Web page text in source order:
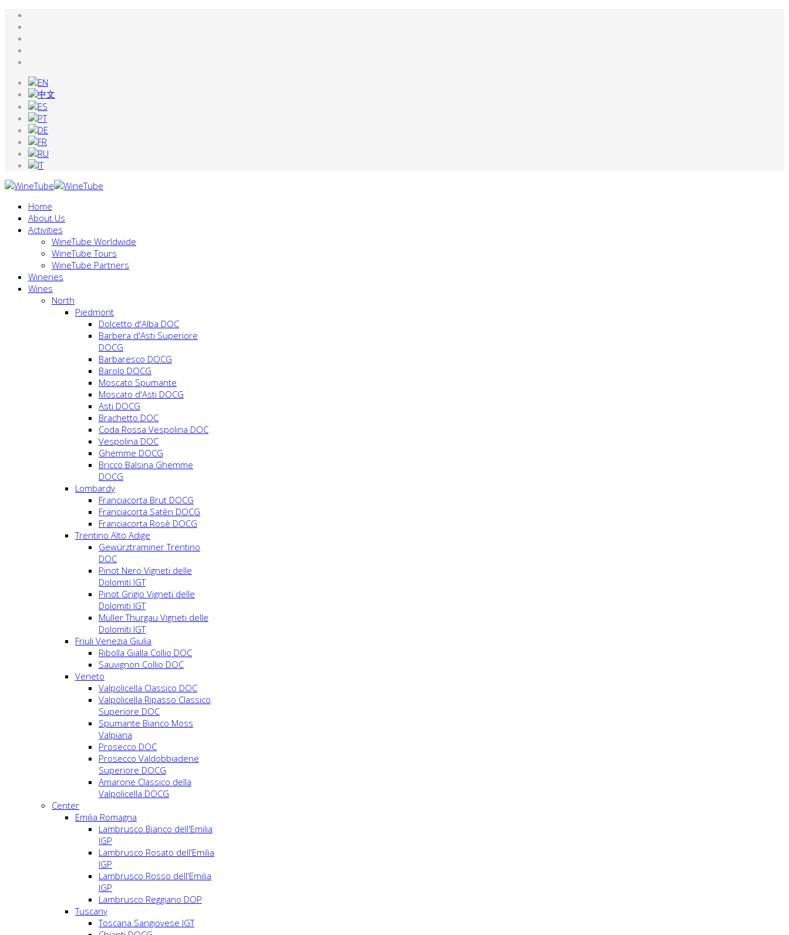
Home
About Us
Activities
WineTube Worldwide
WineTube Tours
WineTube Partners
Wineries
Wines
North
Piedmont
Dolcetto d'Alba DOC
Barbera d'Asti Superiore
DOCG
Barbaresco DOCG
Barolo DOCG
Moscato Spumante
Moscato d'Asti DOCG
Asti DOCG
Brachetto DOC
Coda Rossa Vespolina DOC
Vespolina DOC
Ghemme DOCG
Bricco Balsina Ghemme
DOCG
Lombardy
Franciacorta Brut DOCG
Franciacorta Satèn DOCG
Franciacorta Rosè DOCG
Trentino Alto Adige
Gewürztraminer Trentino
DOC
Pinot Nero Vigneti delle
Dolomiti IGT
Pinot Grigio Vigneti delle
Dolomiti IGT
Müller Thurgau Vigneti delle
Dolomiti IGT
Friuli Venezia Giulia
Ribolla Gialla Collio DOC
Sauvignon Collio DOC
Veneto
Valpolicella Classico DOC
Valpolicella Ripasso Classico
Superiore DOC
Spumante Bianco Moss
Valpiana
Prosecco DOC
Prosecco Valdobbiadene
Superiore DOCG
Amarone Classico della
Valpolicella DOCG
Center
Emilia Romagna
Lambrusco Bianco dell'Emilia
IGP
Lambrusco Rosato dell'Emilia
IGP
Lambrusco Rosso dell'Emilia
IGP
Lambrusco Reggiano DOP
Tuscany
Toscana Sangiovese IGT